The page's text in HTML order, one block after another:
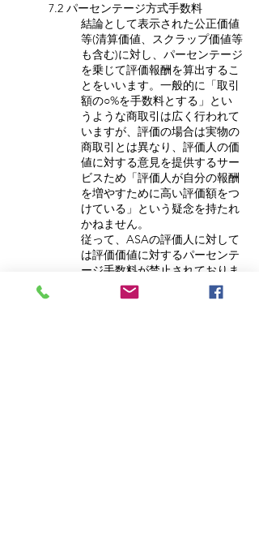
7.2 パーセンテージ方式手数料
結論として表示された公正価値
等(清算価値、スクラップ価値等
も含む)に対し、パーセンテージ
を乗じて評価報酬を算出するこ
とをいいます。一般的に「取引
額の○%を手数料とする」とい
うような商取引は広く行われて
いますが、評価の場合は実物の
商取引とは異なり、評価人の価
値に対する意見を提供するサー
ビスため「評価人が自分の報酬
を増やすために高い評価額をつ
けている」という疑念を持たれ
かねません。
従って、ASAの評価人に対して
は評価価値に対するパーセンテ
ージ手数料が禁止されておりま
弊会会員は業務量に対する評価